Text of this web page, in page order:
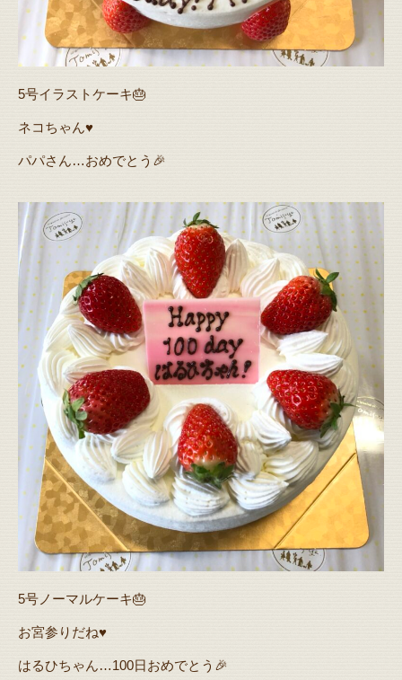
5号イラストケーキ🎂
ネコちゃん♥️
パパさん…おめでとう🎉
5号ノーマルケーキ🎂
お宮参りだね♥️
はるひちゃん…100日おめでとう🎉